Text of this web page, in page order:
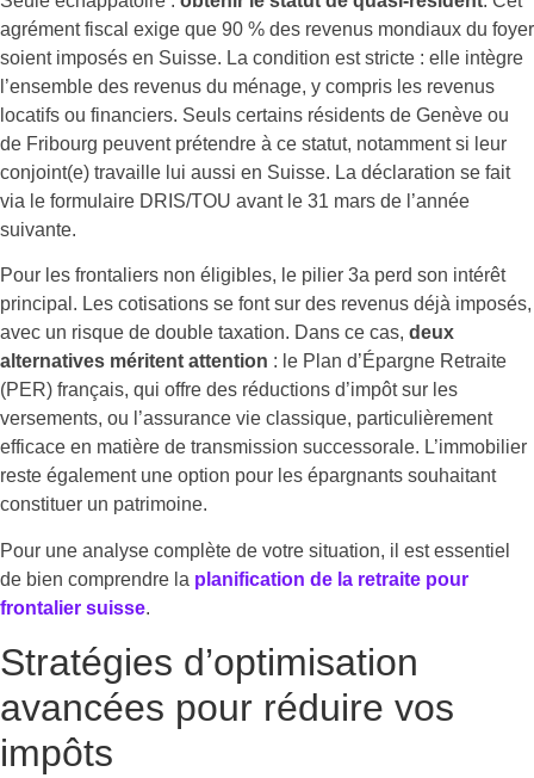
agrément fiscal exige que 90 % des revenus mondiaux du foyer
soient imposés en Suisse. La condition est stricte : elle intègre
l’ensemble des revenus du ménage, y compris les revenus
locatifs ou financiers. Seuls certains résidents de Genève ou
de Fribourg peuvent prétendre à ce statut, notamment si leur
conjoint(e) travaille lui aussi en Suisse. La déclaration se fait
via le formulaire DRIS/TOU avant le 31 mars de l’année
suivante.
Pour les frontaliers non éligibles, le pilier 3a perd son intérêt
principal. Les cotisations se font sur des revenus déjà imposés,
avec un risque de double taxation. Dans ce cas, deux
alternatives méritent attention : le Plan d’Épargne Retraite
(PER) français, qui offre des réductions d’impôt sur les
versements, ou l’assurance vie classique, particulièrement
efficace en matière de transmission successorale. L’immobilier
reste également une option pour les épargnants souhaitant
constituer un patrimoine.
Pour une analyse complète de votre situation, il est essentiel
de bien comprendre la planification de la retraite pour
frontalier suisse.
Stratégies d’optimisation
avancées pour réduire vos
impôts